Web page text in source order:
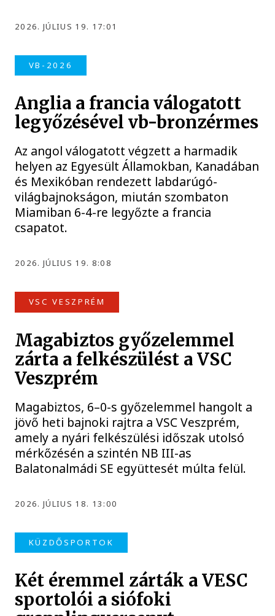
2026. JÚLIUS 19. 17:01
VB-2026
Anglia a francia válogatott
legyőzésével vb-bronzérmes
Az angol válogatott végzett a harmadik
helyen az Egyesült Államokban, Kanadában
és Mexikóban rendezett labdarúgó-
világbajnokságon, miután szombaton
Miamiban 6-4-re legyőzte a francia
csapatot.
2026. JÚLIUS 19. 8:08
VSC VESZPRÉM
Magabiztos győzelemmel
zárta a felkészülést a VSC
Veszprém
Magabiztos, 6–0-s győzelemmel hangolt a
jövő heti bajnoki rajtra a VSC Veszprém,
amely a nyári felkészülési időszak utolsó
mérkőzésén a szintén NB III-as
Balatonalmádi SE együttesét múlta felül.
2026. JÚLIUS 18. 13:00
KÜZDŐSPORTOK
Két éremmel zárták a VESC
sportolói a siófoki